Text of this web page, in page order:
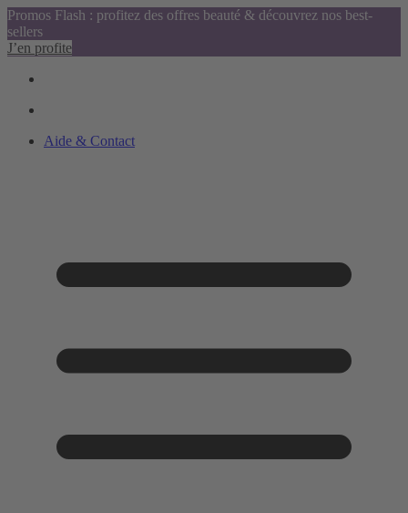
Promos Flash : profitez des offres beauté & découvrez nos best-
sellers
J’en profite
Aide & Contact